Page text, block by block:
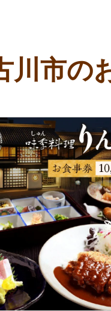
さと納税の
ぴったり診
体直営サイ
めるバイブ
あるご質問
川市の